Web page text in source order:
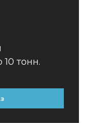
10 тонн.